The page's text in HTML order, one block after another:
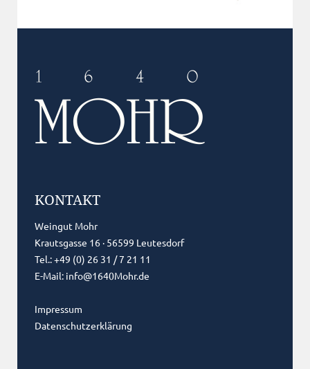
KONTAKT
Weingut Mohr
Krautsgasse 16 · 56599 Leutesdorf
Tel.: +49 (0) 26 31 / 7 21 11
E-Mail: info@1640Mohr.de
Impressum
Datenschutzerklärung